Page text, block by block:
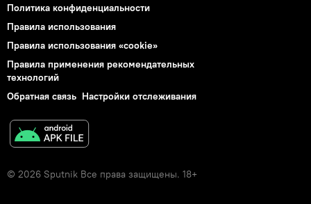
Политика конфиденциальности
Правила использования
Правила использования «cookie»
Правила применения рекомендательных
технологий
Обратная связь Настройки отслеживания
© 2026 Sputnik Все права защищены. 18+